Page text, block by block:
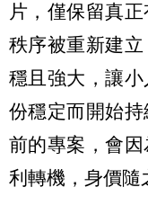
片，僅保留真
秩序被重新建
穩且強大，讓
份穩定而開始
前的專案，會
利轉機，身價隨